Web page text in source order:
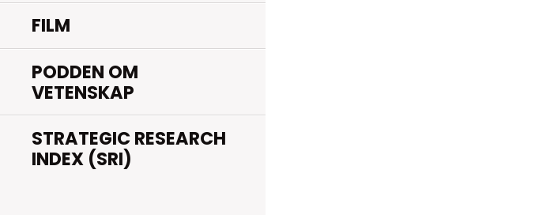
FILM
PODDEN OM
VETENSKAP
STRATEGIC RESEARCH
INDEX (SRI)